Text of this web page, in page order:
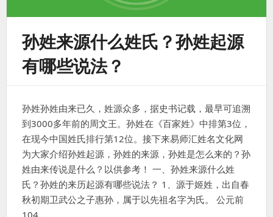
孙姓来源什么姓氏？孙姓起源
有哪些说法？
孙姓孙姓由来已久，姓源众多，据史书记载，最早可追溯
到3000多年前的周文王。孙姓在《百家姓》中排第3位，
在现今中国姓氏排行第12位。接下来易师汇姓名文化网
为大家介绍孙姓起源，孙姓的来源，孙姓是怎么来的？孙
姓由来传说是什么？以供参考！ 一、孙姓来源什么姓
氏？孙姓的来历起源有哪些说法？ 1、源于姬姓，出自春
秋初期卫武公之子惠孙，属于以先祖名字为氏。 公元前
104…